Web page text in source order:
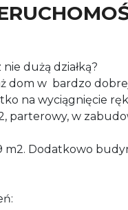
dużą działką?
dom w bardzo
na wyciągnięcie
parterowy, w
m2. Dodatkowo